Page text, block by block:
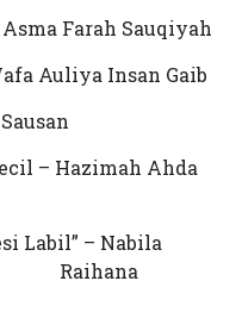
Asma Farah Sauqiyah
Auliya Insan Gaib
– Hazimah Ahda
Labil” – Nabila